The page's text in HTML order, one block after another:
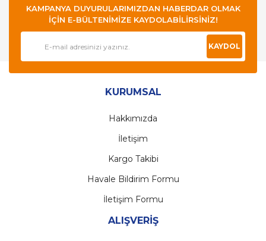
KAMPANYA DUYURULARIMIZDAN HABERDAR OLMAK
İÇİN E-BÜLTENİMİZE KAYDOLABİLİRSİNİZ!
KAYDOL
KURUMSAL
Hakkımızda
İletişim
Kargo Takibi
Havale Bildirim Formu
İletişim Formu
ALIŞVERİŞ